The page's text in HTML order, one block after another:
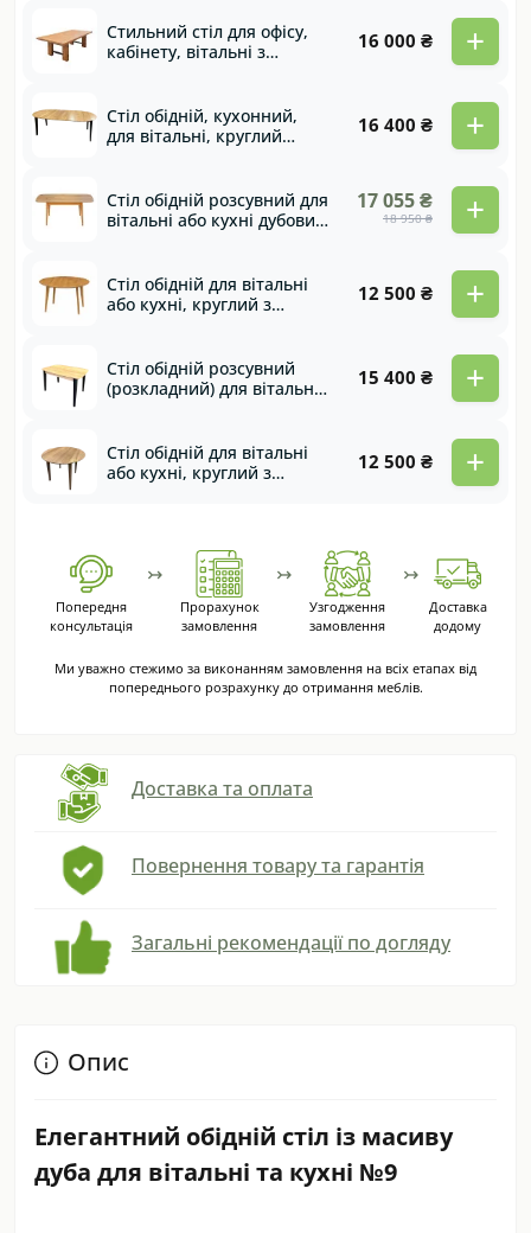
Стильний стіл для офісу,
кабінету, вітальні з
Viking
16 000 ₴ +
Стіл обідній, кухонний,
для вітальні, круглий
дерев'яними ногами Sun
16 400 ₴ +
Стіл обідній розсувний для
вітальні або кухні дубовий
17 055 ₴
18 950 ₴ +
Стіл обідній для вітальні
або кухні, круглий з
Monako
12 500 ₴ +
Стіл обідній розсувний
(розкладний) для вітальні
15 400 ₴ +
Стіл обідній для вітальні
або кухні, круглий з
12 500 ₴ +
Попередня
консультація
↣
Прорахунок
замовлення
↣
Узгодження
замовлення
↣
Доставка
додому
Ми уважно стежимо за виконанням замовлення на всіх етапах від
попереднього розрахунку до отримання меблів.
Доставка та оплата
Повернення товару та гарантія
Загальні рекомендації по догляду
Опис
Елегантний обідній стіл із масиву
дуба для вітальні та кухні №9